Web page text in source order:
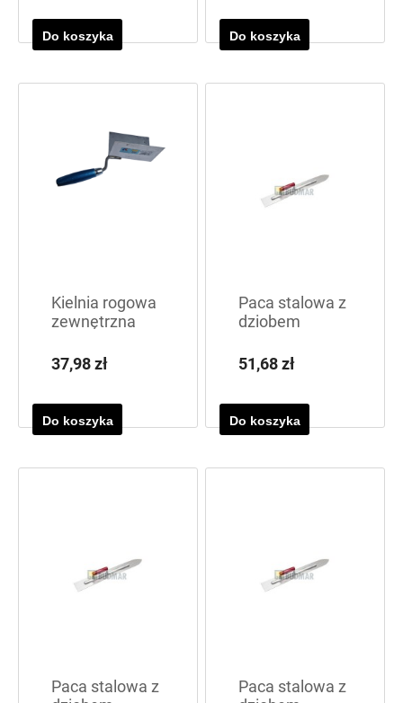
Do koszyka Do koszyka
Kielnia rogowa
zewnętrzna
37,98 zł
Do koszyka
Paca stalowa z
dziobem
51,68 zł
Do koszyka
Paca stalowa z
Paca stalowa z